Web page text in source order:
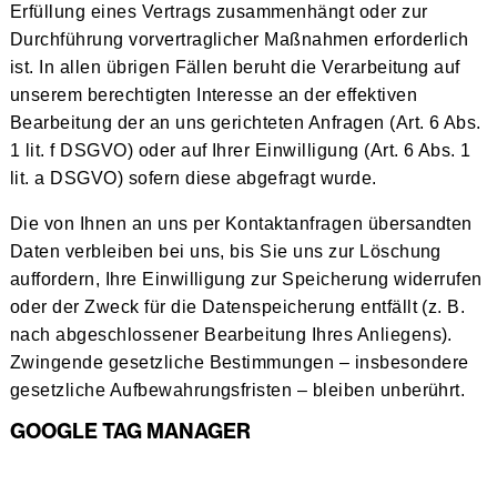
Erfüllung eines Vertrags zusammenhängt oder zur
Durchführung vorvertraglicher Maßnahmen erforderlich
ist. In allen übrigen Fällen beruht die Verarbeitung auf
unserem berechtigten Interesse an der effektiven
Bearbeitung der an uns gerichteten Anfragen (Art. 6 Abs.
1 lit. f DSGVO) oder auf Ihrer Einwilligung (Art. 6 Abs. 1
lit. a DSGVO) sofern diese abgefragt wurde.
Die von Ihnen an uns per Kontaktanfragen übersandten
Daten verbleiben bei uns, bis Sie uns zur Löschung
auffordern, Ihre Einwilligung zur Speicherung widerrufen
oder der Zweck für die Datenspeicherung entfällt (z. B.
nach abgeschlossener Bearbeitung Ihres Anliegens).
Zwingende gesetzliche Bestimmungen – insbesondere
gesetzliche Aufbewahrungsfristen – bleiben unberührt.
GOOGLE TAG MANAGER